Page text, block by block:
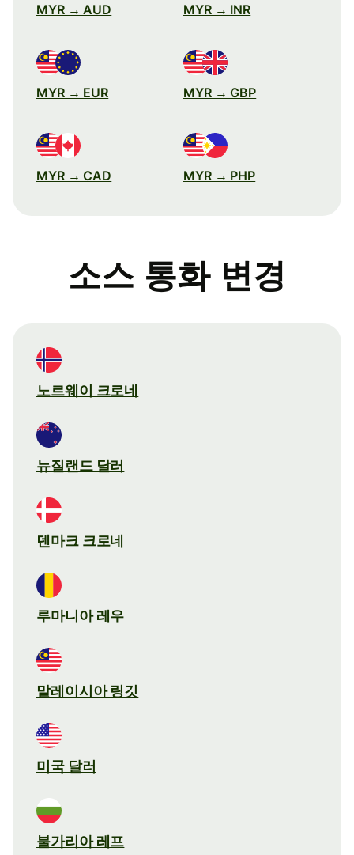
MYR → AUD MYR → INR
MYR → EUR MYR → GBP
MYR → CAD MYR → PHP
소스 통화 변경
노르웨이 크로네
뉴질랜드 달러
덴마크 크로네
루마니아 레우
말레이시아 링깃
미국 달러
불가리아 레프